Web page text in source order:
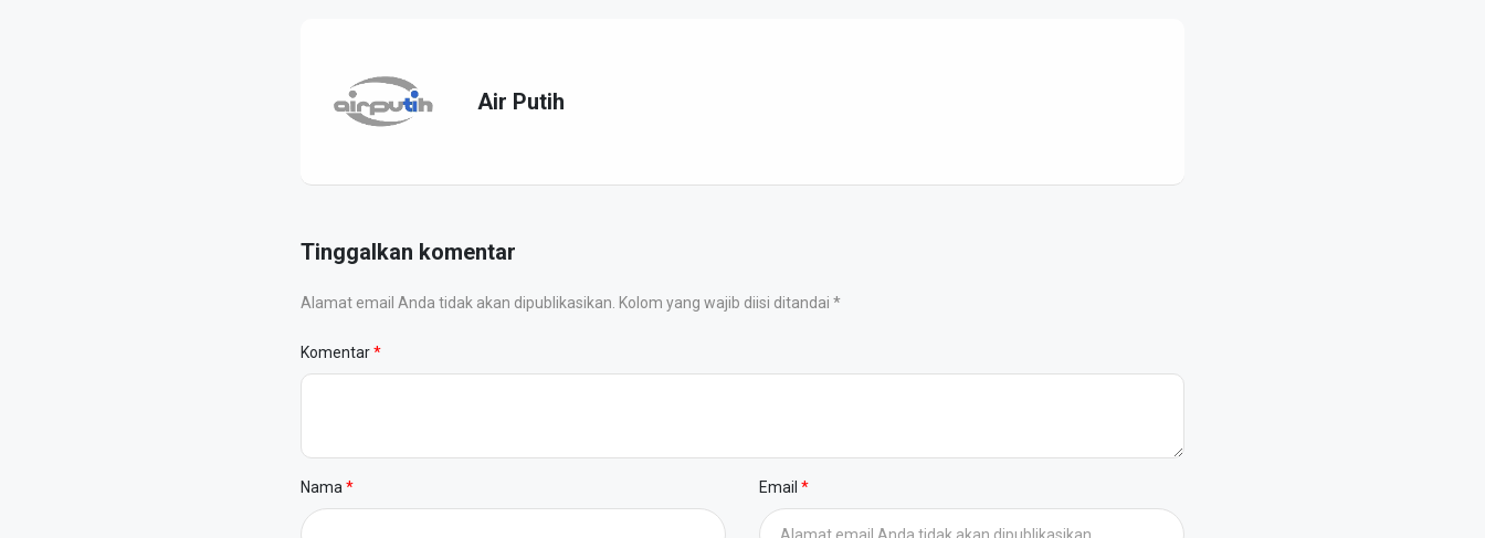
Air Putih
Tinggalkan komentar
Alamat email Anda tidak akan dipublikasikan. Kolom yang wajib diisi ditandai *
Komentar
Nama Email